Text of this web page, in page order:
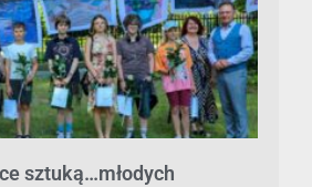
sztuką…młodych